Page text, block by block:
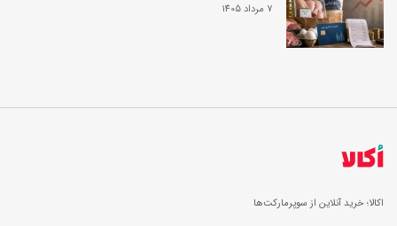
7 مرداد 1405
اکالا؛ خرید آنلاین از سوپرمارکت‌ها